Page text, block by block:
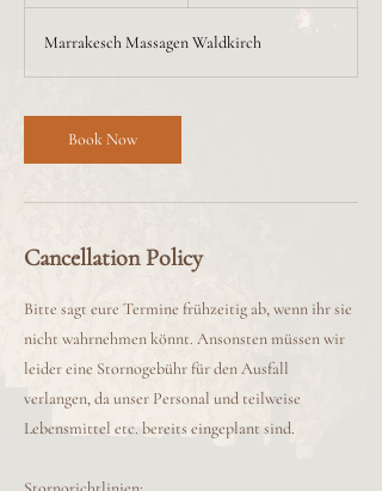
h
Marrakesch Massagen Waldkirch
Book Now
Cancellation Policy
Bitte sagt eure Termine frühzeitig ab, wenn ihr sie
nicht wahrnehmen könnt. Ansonsten müssen wir
leider eine Stornogebühr für den Ausfall
verlangen, da unser Personal und teilweise
Lebensmittel etc. bereits eingeplant sind.